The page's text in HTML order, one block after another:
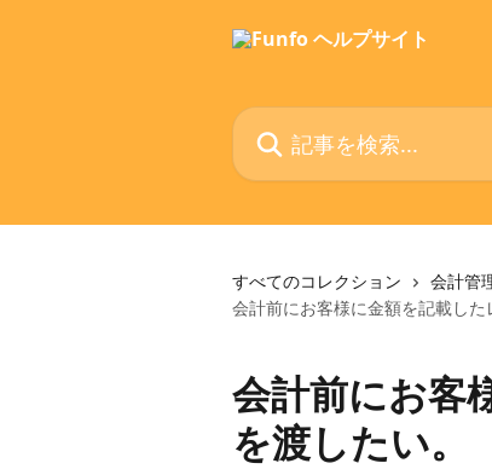
記事を検索...
すべてのコレクション 会計管
会計前にお客様に金額を記載した
会計前にお客
を渡したい。